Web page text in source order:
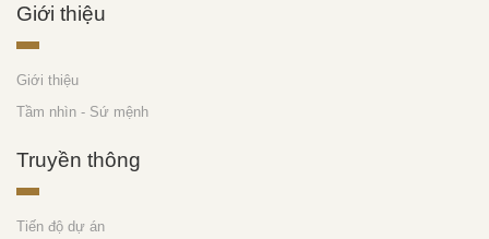
Giới thiệu
Giới thiệu
Tầm nhìn - Sứ mệnh
Truyền thông
Tiến độ dự án